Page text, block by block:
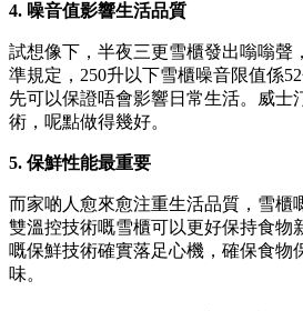
4. 噪音值影響生活品質
試想像下，半夜三更雪櫃發出嗡嗡聲
準規定，250升以下雪櫃噪音限值係
先可以保證唔會影響日常生活。威士
術，呢點做得幾好。
5. 保鮮性能最重要
而家啲人愈來愈注重生活品質，雪櫃
雙溫控技術嘅雪櫃可以更好保持食物
嘅保鮮技術確實落足心機，確保食物
味。